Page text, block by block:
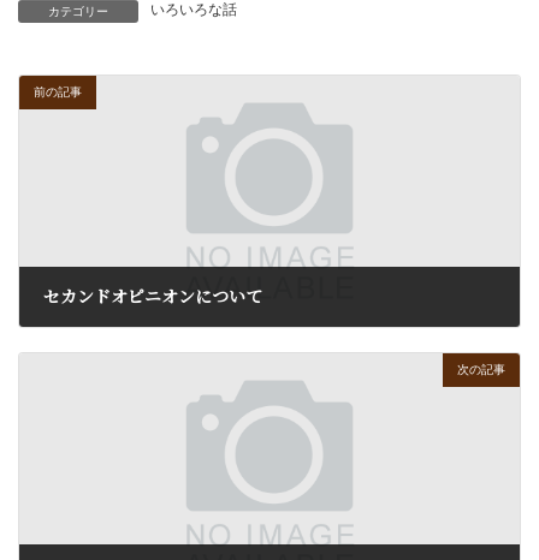
カテゴリー いろいろな話
前の記事
セカンドオピニオンについて
次の記事